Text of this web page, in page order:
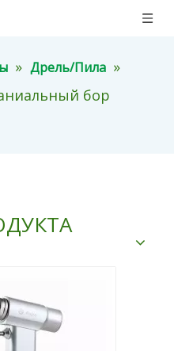
» Дрель/Пила »
бор